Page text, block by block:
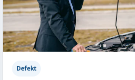
Defekt